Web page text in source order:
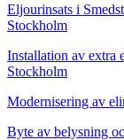
Eljourinsats i
Stockholm
Installation av extra
Stockholm
Modernisering av
Byte av belysning